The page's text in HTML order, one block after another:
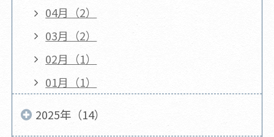
04月（2）
03月（2）
02月（1）
01月（1）
2025年（14）